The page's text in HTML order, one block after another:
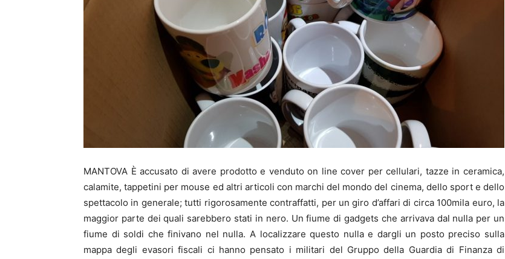
MANTOVA È accusato di avere prodotto e venduto on line cover per cellulari, tazze in ceramica,
calamite, tappetini per mouse ed altri articoli con marchi del mondo del cinema, dello sport e dello
spettacolo in generale; tutti rigorosamente contraffatti, per un giro d’affari di circa 100mila euro, la
maggior parte dei quali sarebbero stati in nero. Un fiume di gadgets che arrivava dal nulla per un
fiume di soldi che finivano nel nulla. A localizzare questo nulla e dargli un posto preciso sulla
mappa degli evasori fiscali ci hanno pensato i militari del Gruppo della Guardia di Finanza di